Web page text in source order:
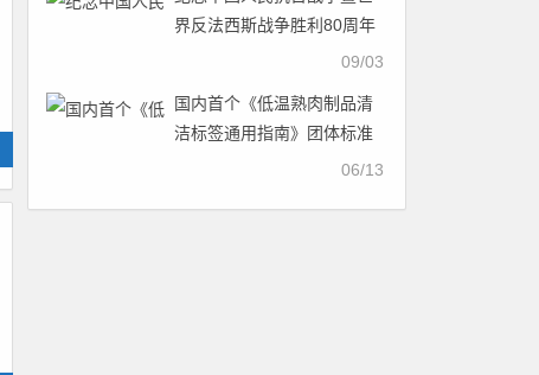
界反法西斯战争胜利80周年
大会在京隆重举行 天安门广
发表重要讲话并检阅受阅部
队
09/03
国内首个《低温熟肉制品清
洁标签通用指南》团体标准
06/13